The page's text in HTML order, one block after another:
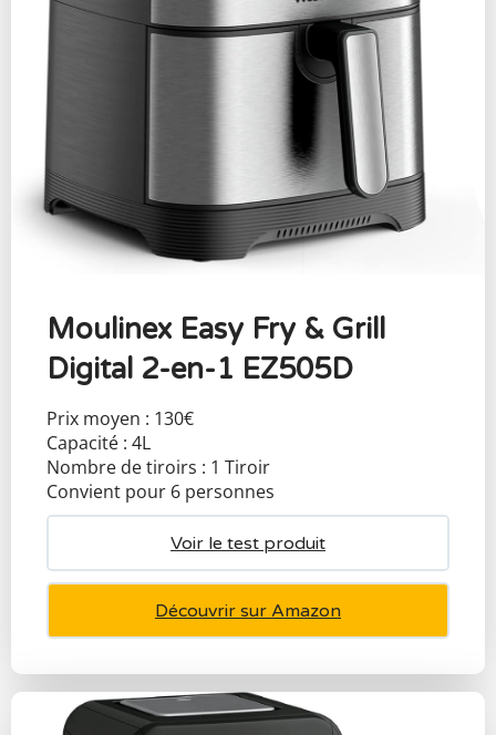
Moulinex Easy Fry & Grill
Digital 2-en-1 EZ505D
Prix moyen : 130€
Capacité : 4L
Nombre de tiroirs : 1 Tiroir
Convient pour 6 personnes
Voir le test produit
Découvrir sur Amazon